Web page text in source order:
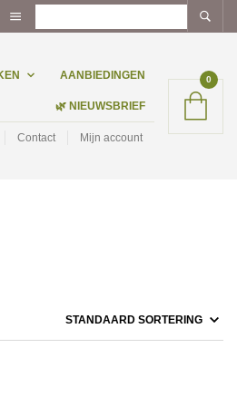
AANBIEDINGEN
🌿 NIEUWSBRIEF
Contact Mijn account
0